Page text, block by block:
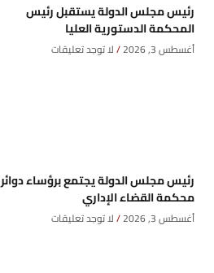
رئيس مجلس الدولة يستقبل رئيس
المحكمة الدستورية العليا
أغسطس 3, 2026 لا توجد تعليقات
رئيس مجلس الدولة يجتمع برؤساء دوائر
محكمة القضاء الإداري
أغسطس 3, 2026 لا توجد تعليقات